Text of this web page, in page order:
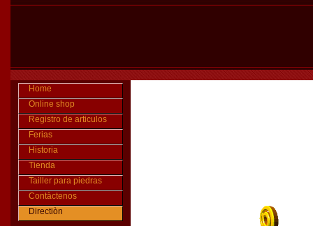
Home
Online shop
Registro de articulos
Ferias
Historia
Tienda
Tailler para piedras
Contàctenos
Directiòn